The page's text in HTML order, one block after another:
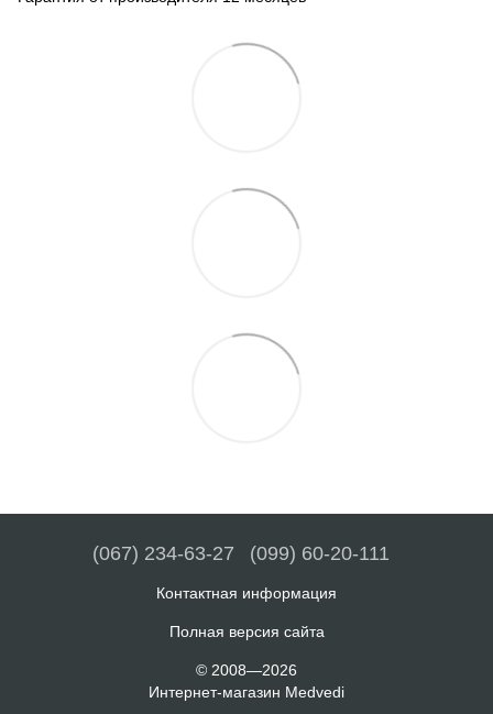
(067) 234-63-27 (099) 60-20-111
Контактная информация
Полная версия сайта
© 2008—2026
Интернет-магазин Medvedi